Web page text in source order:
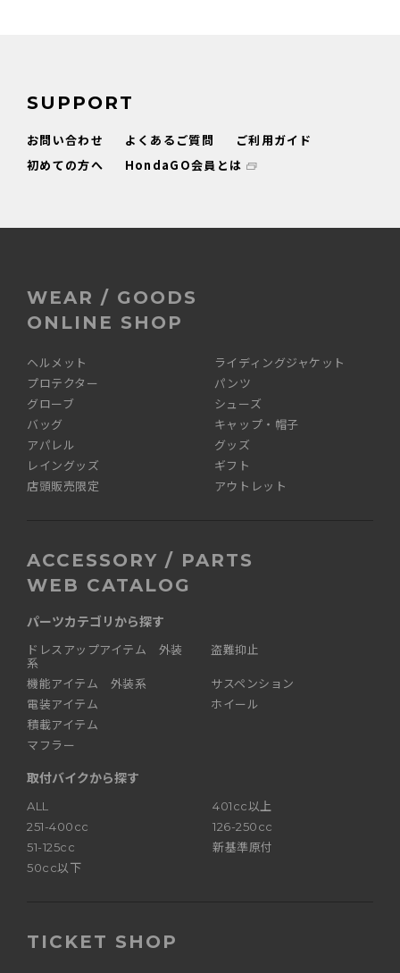
SUPPORT
お問い合わせ よくあるご質問
ご利用ガイド
初めての方へ
HondaGO会員とは
WEAR / GOODS
ONLINE SHOP
ヘルメット
ライディングジャケット
プロテクター
パンツ
グローブ
シューズ
バッグ
キャップ・帽子
アパレル
グッズ
レイングッズ
ギフト
店頭販売限定
アウトレット
ACCESSORY / PARTS
WEB CATALOG
パーツカテゴリから探す
ドレスアップアイテム 外装
系
機能アイテム 外装系
電装アイテム
積載アイテム
マフラー
盗難抑止
サスペンション
ホイール
取付バイクから探す
ALL
401cc以上
251-400cc
126-250cc
51-125cc
新基準原付
50cc以下
TICKET SHOP